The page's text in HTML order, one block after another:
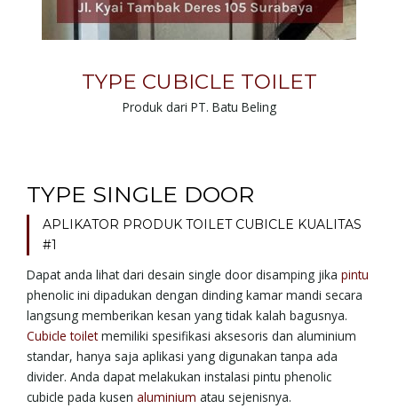
TYPE CUBICLE TOILET
Produk dari PT. Batu Beling
TYPE SINGLE DOOR
APLIKATOR PRODUK TOILET CUBICLE KUALITAS
#1
Dapat anda lihat dari desain single door disamping jika pintu
phenolic ini dipadukan dengan dinding kamar mandi secara
langsung memberikan kesan yang tidak kalah bagusnya.
Cubicle toiletmemiliki spesifikasi aksesoris dan aluminium
standar, hanya saja aplikasi yang digunakan tanpa ada
divider. Anda dapat melakukan instalasi pintu phenolic
cubicle pada kusen aluminium atau sejenisnya.